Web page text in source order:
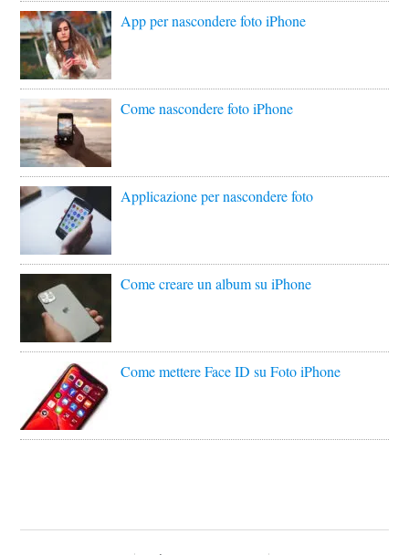
App per nascondere foto iPhone
Come nascondere foto iPhone
Applicazione per nascondere foto
Come creare un album su iPhone
Come mettere Face ID su Foto iPhone